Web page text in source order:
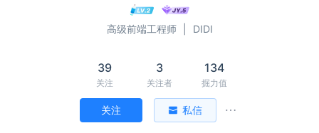
高级前端工程师 DIDI
39
关注
3
关注者
134
掘力值
关注 私信